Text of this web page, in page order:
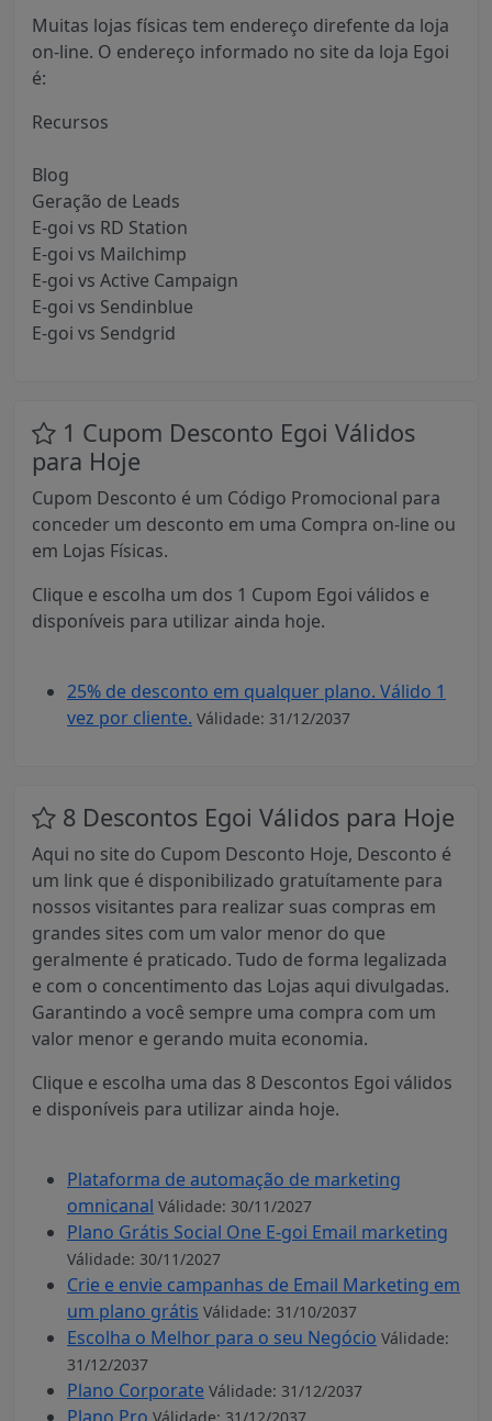
Muitas lojas físicas tem endereço direfente da loja
on-line. O endereço informado no site da loja Egoi
é:
Recursos
Blog
Geração de Leads
E-goi vs RD Station
E-goi vs Mailchimp
E-goi vs Active Campaign
E-goi vs Sendinblue
E-goi vs Sendgrid
1 Cupom Desconto Egoi Válidos
para Hoje
Cupom Desconto é um Código Promocional para
conceder um desconto em uma Compra on-line ou
em Lojas Físicas.
Clique e escolha um dos 1 Cupom Egoi válidos e
disponíveis para utilizar ainda hoje.
25% de desconto em qualquer plano. Válido 1
vez por cliente. Válidade: 31/12/2037
8 Descontos Egoi Válidos para Hoje
Aqui no site do Cupom Desconto Hoje, Desconto é
um link que é disponibilizado gratuítamente para
nossos visitantes para realizar suas compras em
grandes sites com um valor menor do que
geralmente é praticado. Tudo de forma legalizada
e com o concentimento das Lojas aqui divulgadas.
Garantindo a você sempre uma compra com um
valor menor e gerando muita economia.
Clique e escolha uma das 8 Descontos Egoi válidos
e disponíveis para utilizar ainda hoje.
Plataforma de automação de marketing
omnicanal Válidade: 30/11/2027
Plano Grátis Social One E-goi Email marketing
Válidade: 30/11/2027
Crie e envie campanhas de Email Marketing em
um plano grátis Válidade: 31/10/2037
Escolha o Melhor para o seu Negócio Válidade:
31/12/2037
Plano Corporate Válidade: 31/12/2037